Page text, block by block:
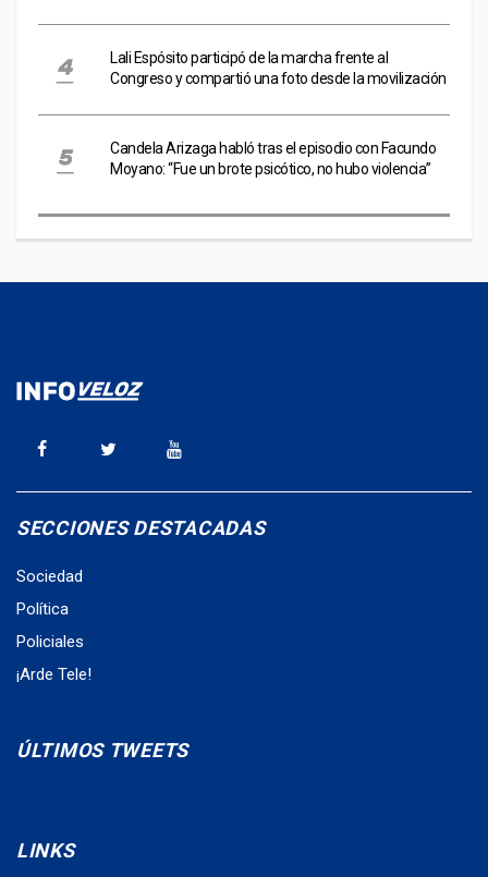
Lali Espósito participó de la marcha frente al
Congreso y compartió una foto desde la movilización
Candela Arizaga habló tras el episodio con Facundo
Moyano: “Fue un brote psicótico, no hubo violencia”
SECCIONES DESTACADAS
Sociedad
Política
Policiales
¡Arde Tele!
ÚLTIMOS TWEETS
LINKS